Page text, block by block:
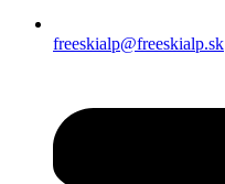
freeskialp@freeskialp.sk